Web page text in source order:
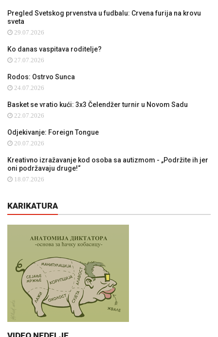
Pregled Svetskog prvenstva u fudbalu: Crvena furija na krovu
sveta
29.07.2026
Ko danas vaspitava roditelje?
27.07.2026
Rodos: Ostrvo Sunca
24.07.2026
Basket se vratio kući: 3x3 Čelendžer turnir u Novom Sadu
22.07.2026
Odjekivanje: Foreign Tongue
20.07.2026
Kreativno izražavanje kod osoba sa autizmom - „Podržite ih jer
oni podržavaju druge!“
18.07.2026
KARIKATURA